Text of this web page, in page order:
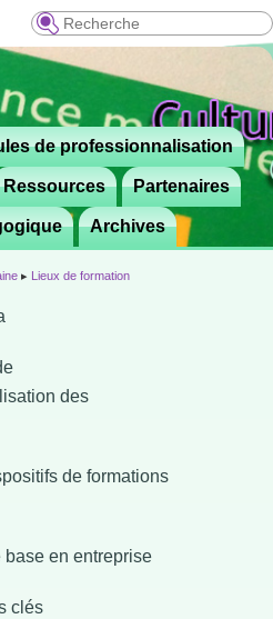
Recherche
Aller
contenu
principal
de professionnalisation
Ressources Partenaires
Archives
▸ Lieux de formation
des
de formations
base en entreprise
clés